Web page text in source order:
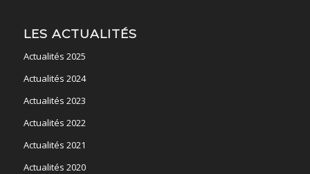
LES ACTUALITÉS
Actualités 2025
Actualités 2024
Actualités 2023
Actualités 2022
Actualités 2021
Actualités 2020